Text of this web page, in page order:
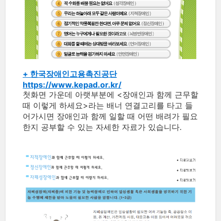
+ 한국장애인고용촉진공단
https://www.kepad.or.kr/
첫화면 가운데 아랫부분에 <장애인과 함께 근무할
때 이렇게 하세요>라는 배너 연결고리를 타고 들
어가시면 장애인과 함께 일할 때 어떤 배려가 필요
한지 공부할 수 있는 자세한 자료가 있습니다.